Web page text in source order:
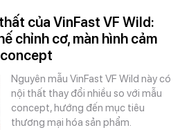
của VinFast VF Wild:
chỉnh cơ, màn hình cảm
Nguyên mẫu VinFast VF Wild này có
nội thất thay đổi nhiều so với mẫu
concept, hướng đến mục tiêu
thương mại hóa sản phẩm.